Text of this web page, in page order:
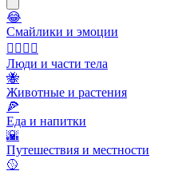
😂
Смайлики и эмоции
👩‍❤️‍💋‍👨
Люди и части тела
🐝
Животные и растения
🍕
Еда и напитки
🌇
Путешествия и местности
🥎